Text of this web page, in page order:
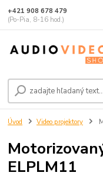
+421 908 678 479
(Po-Pia, 8-16 hod.)
Úvod Video projektory
ELPLM11